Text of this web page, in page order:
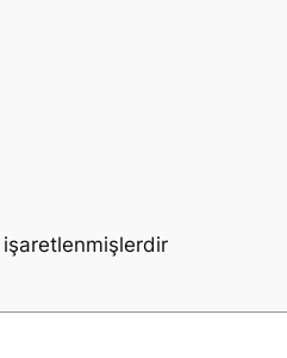
işaretlenmişlerdir